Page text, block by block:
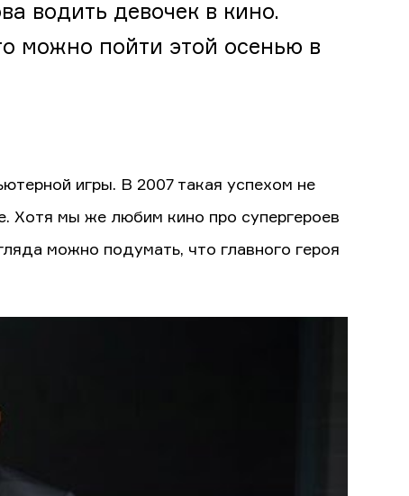
водить девочек в кино.
можно пойти этой осенью в
игры. В 2007 такая успехом не
Хотя мы же любим кино про супергероев
можно подумать, что главного героя